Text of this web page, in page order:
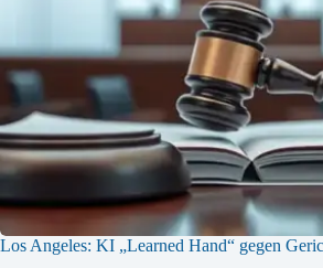
Los Angeles: KI „Learned Hand“ gegen